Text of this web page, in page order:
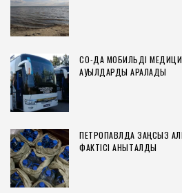
СҚО-ДА МОБИЛЬДІ
АУЫЛДАРДЫ АРАЛАДЫ
ПЕТРОПАВЛДА ЗАҢСЫЗ
ФАКТІСІ АНЫҚТАЛДЫ